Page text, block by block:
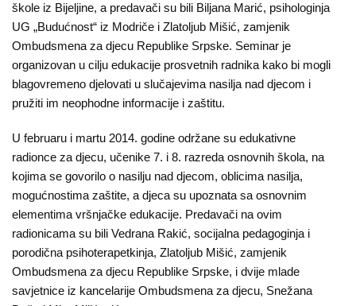
Sigurna
kuća
Pravna
pomoć
Antitrafiking
Kampanje
Dokumenti
Javni
pozivi
škole iz Bijeljine, a predavači su bili Biljana Marić, psihologinja
UG „Budućnost“ iz Modriče i Zlatoljub Mišić, zamjenik
Ombudsmena za djecu Republike Srpske. Seminar je
organizovan u cilju edukacije prosvetnih radnika kako bi mogli
blagovremeno djelovati u slučajevima nasilja nad djecom i
pružiti im neophodne informacije i zaštitu.
U februaru i martu 2014. godine održane su edukativne
radionce za djecu, učenike 7. i 8. razreda osnovnih škola, na
kojima se govorilo o nasilju nad djecom, oblicima nasilja,
mogućnostima zaštite, a djeca su upoznata sa osnovnim
elementima vršnjačke edukacije. Predavači na ovim
radionicama su bili Vedrana Rakić, socijalna pedagoginja i
porodična psihoterapetkinja, Zlatoljub Mišić, zamjenik
Ombudsmena za djecu Republike Srpske, i dvije mlade
savjetnice iz kancelarije Ombudsmena za djecu, Snežana